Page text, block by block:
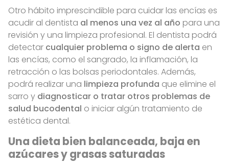
Otro hábito imprescindible para cuidar las encías es
acudir al dentista al menos una vez al año para una
revisión y una limpieza profesional. El dentista podrá
detectar cualquier problema o signo de alerta en
las encías, como el sangrado, la inflamación, la
retracción o las bolsas periodontales. Además,
podrá realizar una limpieza profunda que elimine el
sarro y diagnosticar o tratar otros problemas de
salud bucodental o iniciar algún tratamiento de
estética dental.
Una dieta bien balanceada, baja en
azúcares y grasas saturadas